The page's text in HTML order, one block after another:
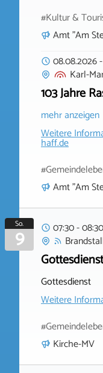
#Kultur &
Amt "Am
08.08.2026-
Karl-
103 Jahre
mehr anzeigen
Weitere
haff.de
Amt "Am
So.
9
07:30 -
Gottesdienst
Gottesdienst
Weitere
Kirche-MV